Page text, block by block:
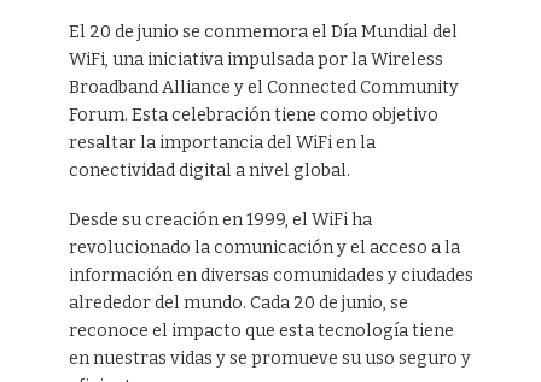
El 20 de junio se conmemora el Día Mundial del
WiFi, una iniciativa impulsada por la Wireless
Broadband Alliance y el Connected Community
Forum. Esta celebración tiene como objetivo
resaltar la importancia del WiFi en la
conectividad digital a nivel global.
Desde su creación en 1999, el WiFi ha
revolucionado la comunicación y el acceso a la
información en diversas comunidades y ciudades
alrededor del mundo. Cada 20 de junio, se
reconoce el impacto que esta tecnología tiene
en nuestras vidas y se promueve su uso seguro y